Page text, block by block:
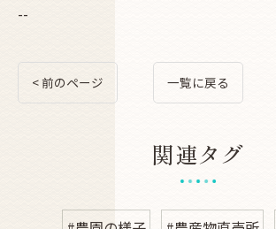
--
< 前のページ 一覧に戻る
関連タグ